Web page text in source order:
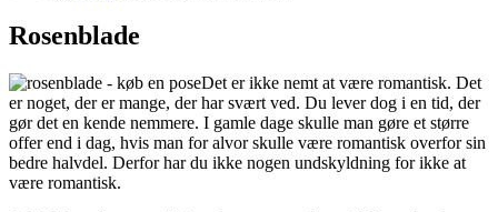
Rosenblade
Det er ikke nemt at være romantisk. Det
er noget, der er mange, der har svært ved. Du lever dog i en tid, der
gør det en kende nemmere. I gamle dage skulle man gøre et større
offer end i dag, hvis man for alvor skulle være romantisk overfor sin
bedre halvdel. Derfor har du ikke nogen undskyldning for ikke at
være romantisk.